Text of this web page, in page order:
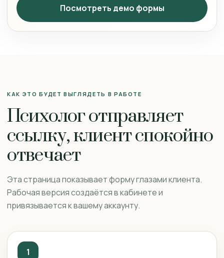
Посмотреть демо формы
КАК ЭТО БУДЕТ ВЫГЛЯДЕТЬ В РАБОТЕ
Психолог отправляет
ссылку, клиент спокойно
отвечает
Эта страница показывает форму глазами клиента.
Рабочая версия создаётся в кабинете и
привязывается к вашему аккаунту.
1